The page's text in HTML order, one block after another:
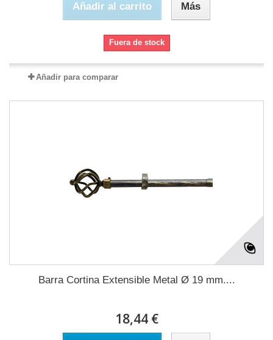
Añadir al carrito Más
Fuera de stock
Añadir para comparar
Barra Cortina Extensible Metal Ø 19 mm....
18,44 €